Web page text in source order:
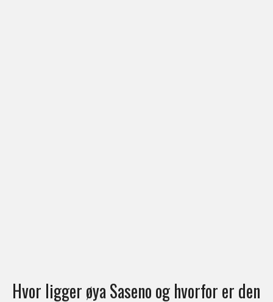
Hvor ligger øya Saseno og hvorfor er den